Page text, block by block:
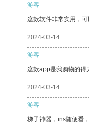
游客
这款软件非常实用，
2024-03-14
游客
这款app是我购物的得
2024-03-14
游客
梯子神器，ins随便看